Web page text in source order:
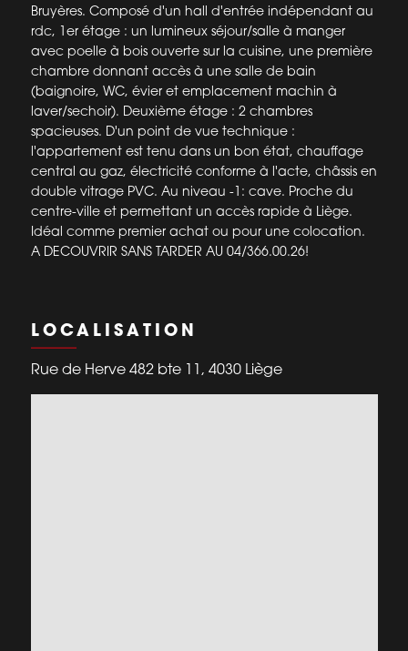
Bruyères. Composé d'un hall d'entrée indépendant au
rdc, 1er étage : un lumineux séjour/salle à manger
avec poelle à bois ouverte sur la cuisine, une première
chambre donnant accès à une salle de bain
(baignoire, WC, évier et emplacement machin à
laver/sechoir). Deuxième étage : 2 chambres
spacieuses. D'un point de vue technique :
l'appartement est tenu dans un bon état, chauffage
central au gaz, électricité conforme à l'acte, châssis en
double vitrage PVC. Au niveau -1: cave. Proche du
centre-ville et permettant un accès rapide à Liège.
Idéal comme premier achat ou pour une colocation.
A DECOUVRIR SANS TARDER AU 04/366.00.26!
LOCALISATION
Rue de Herve 482 bte 11, 4030 Liège